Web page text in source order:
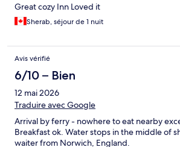
Great cozy Inn Loved it
Sherab, séjour de 1 nuit
Avis vérifié
6/10 – Bien
12 mai 2026
Traduire avec Google
Arrival by ferry - nowhere to eat nearby
Breakfast ok. Water stops in the middle of
waiter from Norwich, England.